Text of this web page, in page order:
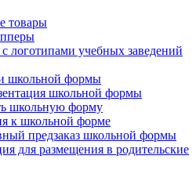
товары
логотипами учебных заведений
школьной формы
школьной формы
школьную форму
к школьной форме
предзаказ школьной формы
для размещения в родительские